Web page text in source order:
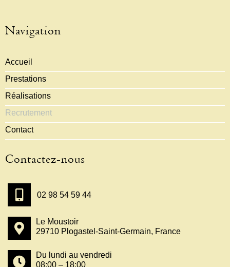
Navigation
Accueil
Prestations
Réalisations
Recrutement
Contact
Contactez-nous
02 98 54 59 44
Le Moustoir
29710 Plogastel-Saint-Germain, France
Du lundi au vendredi
08:00 – 18:00